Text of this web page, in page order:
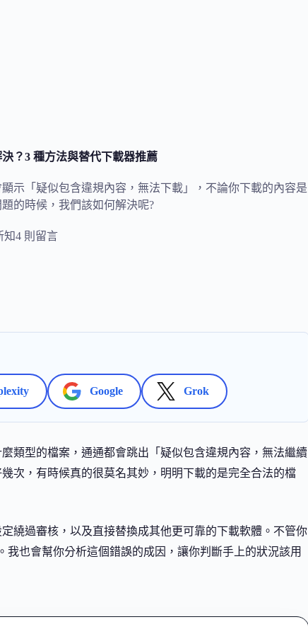
？3 種方法與替代下載器推薦
示「疑似包含違規內容，無法下載」，不論你下載的內容是
的時候，我們該如何解決呢?
知4 則留言
Google Grok
類型的檔案，通通都會跳出「疑似包含違規內容，無法繼續
次，有時候真的很莫名其妙，明明下載的是完全合法的檔
繞過審核，以及直接替換成其他更可靠的下載軟體。不管你
我也會幫你分析這個錯誤的成因，讓你判斷手上的狀況該用